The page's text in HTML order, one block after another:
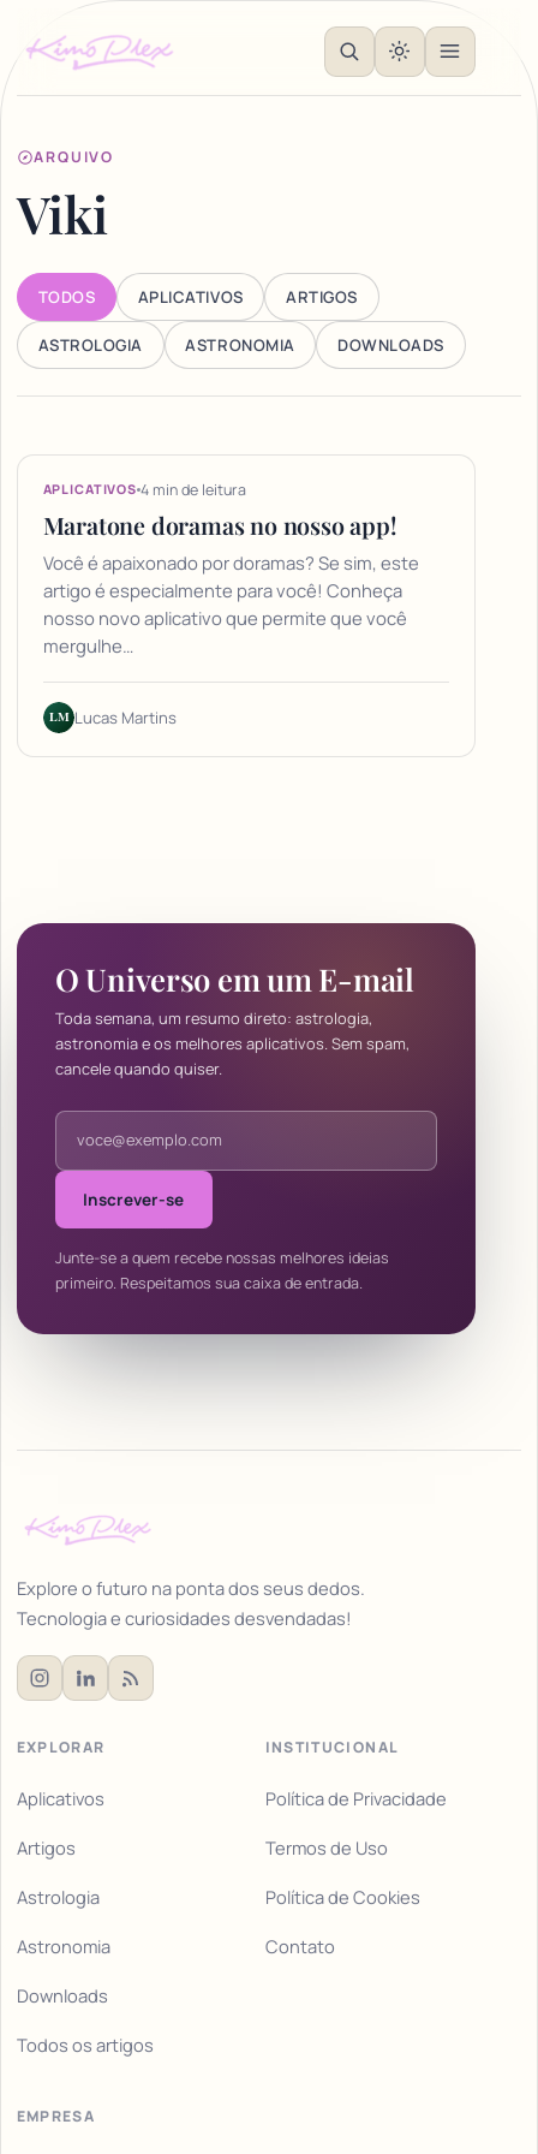
ARQUIVO
Viki
TODOS APLICATIVOS ARTIGOS
ASTROLOGIA ASTRONOMIA DOWNLOADS
Articles
APLICATIVOS 4 min de leitura
Maratone doramas no nosso app!
Você é apaixonado por doramas? Se sim, este
artigo é especialmente para você! Conheça
nosso novo aplicativo que permite que você
mergulhe…
LM Lucas Martins
O Universo em um E-mail
Toda semana, um resumo direto: astrologia,
astronomia e os melhores aplicativos. Sem spam,
cancele quando quiser.
Endereço de e-mail
Inscrever-se
Junte-se a quem recebe nossas melhores ideias
primeiro. Respeitamos sua caixa de entrada.
Explore o futuro na ponta dos seus dedos.
Tecnologia e curiosidades desvendadas!
EXPLORAR
Aplicativos
Artigos
Astrologia
Astronomia
Downloads
Todos os artigos
INSTITUCIONAL
Política de Privacidade
Termos de Uso
Política de Cookies
Contato
EMPRESA